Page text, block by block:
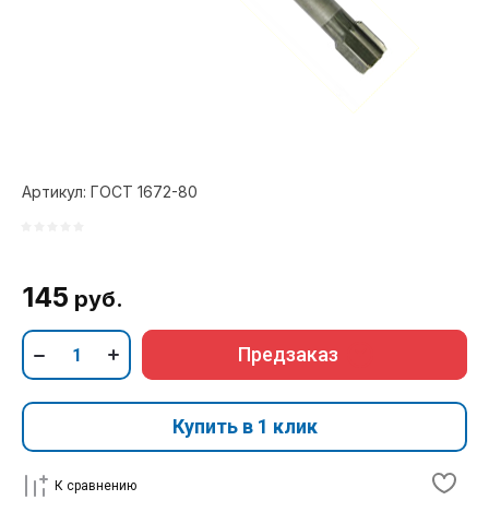
Артикул: ГОСТ 1672-80
145 руб.
Предзаказ
Купить в 1 клик
К сравнению